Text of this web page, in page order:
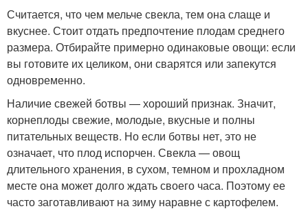
Считается, что чем мельче свекла, тем она слаще и
вкуснее. Стоит отдать предпочтение плодам среднего
размера. Отбирайте примерно одинаковые овощи: если
вы готовите их целиком, они сварятся или запекутся
одновременно.
Наличие свежей ботвы — хороший признак. Значит,
корнеплоды свежие, молодые, вкусные и полны
питательных веществ. Но если ботвы нет, это не
означает, что плод испорчен. Свекла — овощ
длительного хранения, в сухом, темном и прохладном
месте она может долго ждать своего часа. Поэтому ее
часто заготавливают на зиму наравне с картофелем.